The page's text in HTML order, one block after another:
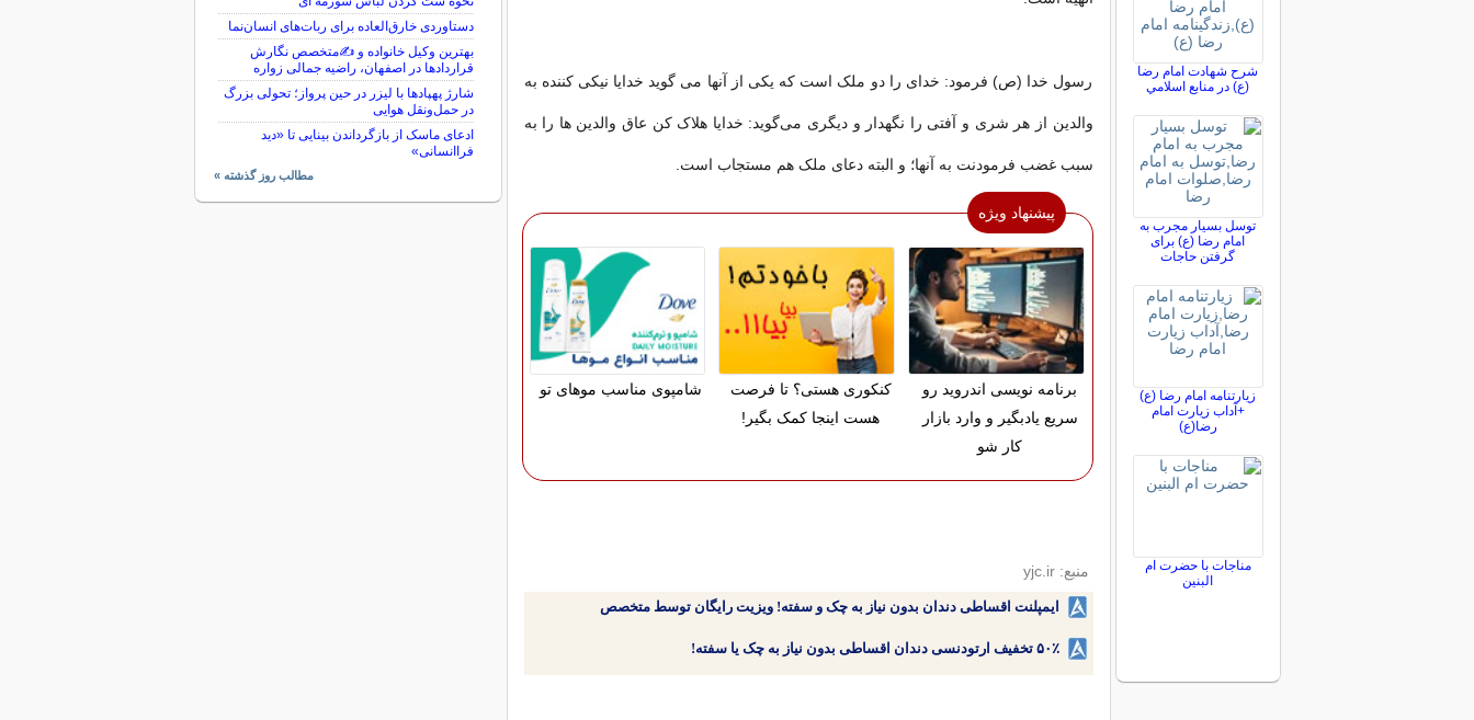
رسول خدا (ص) فرمود: خداى را دو ملک است که یکى از آنها مى گوید خدایا نیکى کننده به
والدین از هر شرى و آفتى را نگهدار و دیگرى مى‌گوید: خدایا هلاک کن عاق والدین ها را به
سبب غضب فرمودنت به آنها؛ و البته دعاى ملک هم مستجاب است.
پیشنهاد ویژه
برنامه نویسی اندروید رو
سریع یادبگیر و وارد بازار
کار شو
کنکوری هستی؟ تا فرصت
هست اینجا کمک بگیر!
شامپوی مناسب موهای تو
منبع: yjc.ir
ایمپلنت اقساطی دندان بدون نیاز به چک و سفته! ویزیت رایگان توسط متخصص
۵۰٪ تخفیف ارتودنسی دندان اقساطی بدون نیاز به چک یا سفته!
شرح شهادت امام رضا
(ع) در منابع اسلامي
توسل بسیار مجرب به
امام رضا (ع) برای
گرفتن حاجات
زیارتنامه امام رضا (ع)
+آداب زیارت امام
رضا(ع)
مناجات با حضرت ام
البنین
دستاوردی خارق‌العاده برای ربات‌های انسان‌نما
بهترین وکیل خانواده و ✍️متخصص نگارش
قراردادها در اصفهان، راضیه جمالی زواره
شارژ پهپادها با لیزر در حین پرواز؛ تحولی بزرگ
در حمل‌ونقل هوایی
ادعای ماسک از بازگرداندن بینایی تا «دید
فراانسانی»
مطالب روز گذشته »